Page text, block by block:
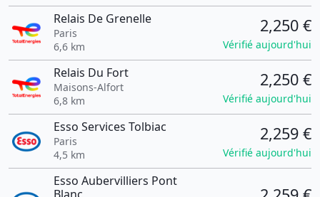
Relais De Grenelle
Paris
6,6 km
2,250 €
Vérifié aujourd'hui
Relais Du Fort
Maisons-Alfort
6,8 km
2,250 €
Vérifié aujourd'hui
Esso Services Tolbiac
Paris
4,5 km
2,259 €
Vérifié aujourd'hui
Esso Aubervilliers Pont